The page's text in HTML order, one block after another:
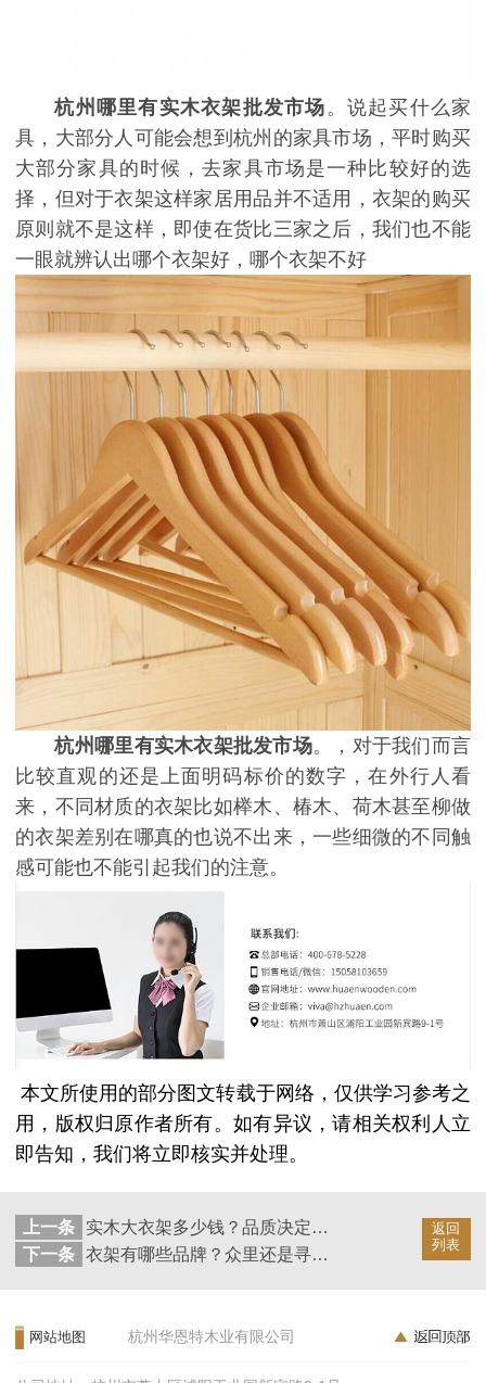
杭州哪里有实木衣架批发市场。说起买什么家
具，大部分人可能会想到杭州的家具市场，平时购买
大部分家具的时候，去家具市场是一种比较好的选
择，但对于衣架这样家居用品并不适用，衣架的购买
原则就不是这样，即使在货比三家之后，我们也不能
一眼就辨认出哪个衣架好，哪个衣架不好
杭州哪里有实木衣架批发市场。，对于我们而言
比较直观的还是上面明码标价的数字，在外行人看
来，不同材质的衣架比如榉木、椿木、荷木甚至柳做
的衣架差别在哪真的也说不出来，一些细微的不同触
感可能也不能引起我们的注意。
本文所使用的部分图文转载于网络，仅供学习参考之
用，版权归原作者所有。如有异议，请相关权利人立
即告知，我们将立即核实并处理。
返回
列表
上一条
实木大衣架多少钱？品质决定价格【华恩衣架】
下一条
衣架有哪些品牌？众里还是寻他【华恩衣架】
网站地图 杭州华恩特木业有限公司